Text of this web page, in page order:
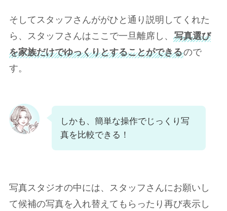
そしてスタッフさんががひと通り説明してくれた
ら、スタッフさんはここで一旦離席し、 写真選び
を家族だけでゆっくりとすることができるので
す。
しかも、簡単な操作でじっくり写
真を比較できる！
写真スタジオの中には、スタッフさんにお願いし
て候補の写真を入れ替えてもらったり再び表示し